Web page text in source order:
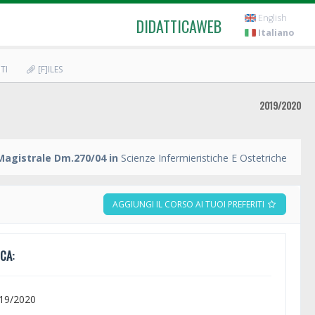
DIDATTICAWEB
English
Italiano
[F]ILES
2019/2020
Dm.270/04 in Scienze Infermieristiche E Ostetriche
AGGIUNGI IL CORSO AI TUOI PREFERITI
2020